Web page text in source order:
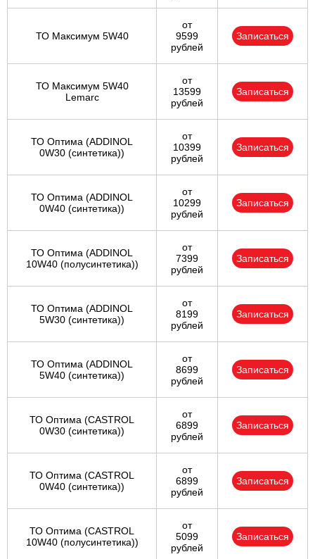
ТО Максимум 5W40
от
9599
рублей
Записаться
ТО Максимум 5W40
Lemarc
от
13599
рублей
Записаться
ТО Оптима (ADDINOL
0W30 (синтетика))
от
10399
рублей
Записаться
ТО Оптима (ADDINOL
0W40 (синтетика))
от
10299
рублей
Записаться
ТО Оптима (ADDINOL
10W40 (полусинтетика))
от
7399
рублей
Записаться
ТО Оптима (ADDINOL
5W30 (синтетика))
от
8199
рублей
Записаться
ТО Оптима (ADDINOL
5W40 (синтетика))
от
8699
рублей
Записаться
ТО Оптима (CASTROL
0W30 (синтетика))
от
6899
рублей
Записаться
ТО Оптима (CASTROL
0W40 (синтетика))
от
6899
рублей
Записаться
ТО Оптима (CASTROL
10W40 (полусинтетика))
от
5099
рублей
Записаться